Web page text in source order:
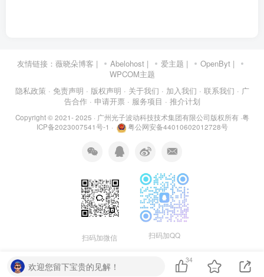
友情链接： 薇晓朵博客 | Abelohost | 爱主题 | OpenByt |
WPCOM主题
隐私政策 · 免责声明 · 版权声明 · 关于我们 · 加入我们 · 联系我们 · 广
告合作 · 申请开票 · 服务项目 · 推介计划
Copyright © 2021- 2025 · 广州光子波动科技技术集团有限公司版权所有·粤
ICP备2023007541号-1 · 粤公网安备44010602012728号
扫码加微信 扫码加QQ
欢迎您留下宝贵的见解！
34